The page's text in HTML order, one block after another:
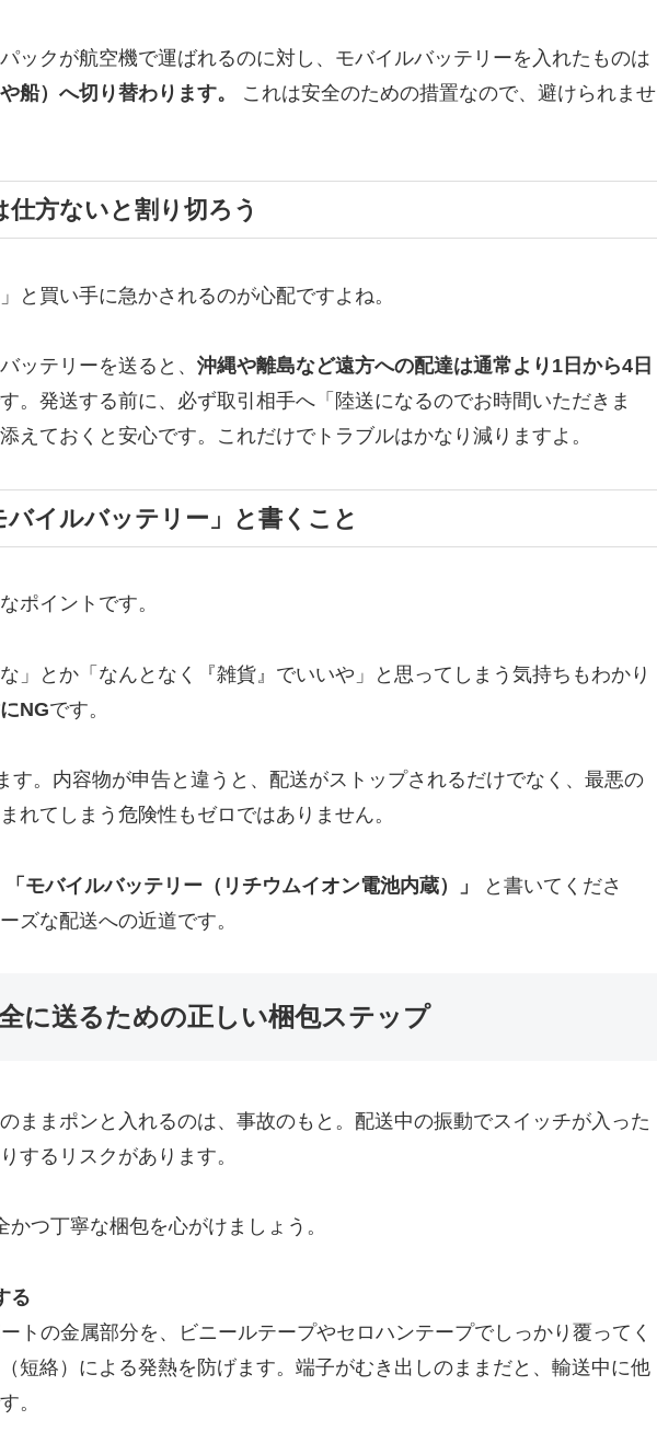
ックが航空機で運ばれるのに対し、モバイルバッテリーを入れたものは
船）へ切り替わります。
これは安全のための措置なので、避けられませ
方ないと割り切ろう
と買い手に急かされるのが心配ですよね。
ッテリーを送ると、 沖縄や離島など遠方への配達は通常より1日から4日
。発送する前に、必ず取引相手へ「陸送になるのでお時間いただきま
えておくと安心です。これだけでトラブルはかなり減りますよ。
バイルバッテリー」と書くこと
ポイントです。
」とか「なんとなく『雑貨』でいいや」と思ってしまう気持ちもわかり
NGです。
す。内容物が申告と違うと、配送がストップされるだけでなく、最悪の
れてしまう危険性もゼロではありません。
「モバイルバッテリー（リチウムイオン電池内蔵）」
と書いてくださ
ズな配送への近道です。
に送るための正しい梱包ステップ
ままポンと入れるのは、事故のもと。配送中の振動でスイッチが入った
するリスクがあります。
つ丁寧な梱包を心がけましょう。
る
トの金属部分を、ビニールテープやセロハンテープでしっかり覆ってく
短絡）による発熱を防げます。端子がむき出しのままだと、輸送中に他
。